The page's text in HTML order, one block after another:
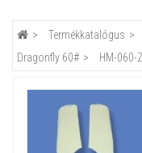
Termékkatalógus
Dragonfly 60#
HM-060-